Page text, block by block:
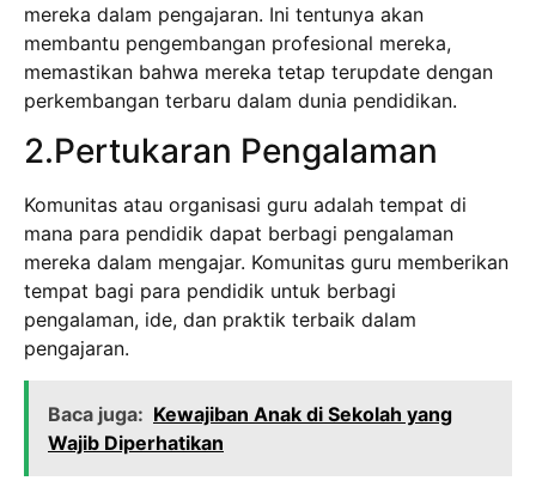
mereka dalam pengajaran. Ini tentunya akan
membantu pengembangan profesional mereka,
memastikan bahwa mereka tetap terupdate dengan
perkembangan terbaru dalam dunia pendidikan.
2.Pertukaran Pengalaman
Komunitas atau organisasi guru adalah tempat di
mana para pendidik dapat berbagi pengalaman
mereka dalam mengajar. Komunitas guru memberikan
tempat bagi para pendidik untuk berbagi
pengalaman, ide, dan praktik terbaik dalam
pengajaran.
Baca juga: Kewajiban Anak di Sekolah yang
Wajib Diperhatikan